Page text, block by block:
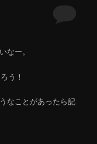
なー。
う！
なことがあったら記